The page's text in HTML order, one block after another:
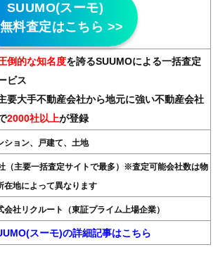
SUUMO(スーモ)
料査定はこちら >>
倒的な知名度を誇るSUUMOによる一括査定
ビス
要大手不動産会社から地元に強い不動産会社
2000社以上が登録
ション、戸建て、土地
（主要一括査定サイトで最多）※査定可能会社数は物
在地によって異なります
会社リクルート（東証プライム上場企業）
スーモ)の詳細記事はこちら